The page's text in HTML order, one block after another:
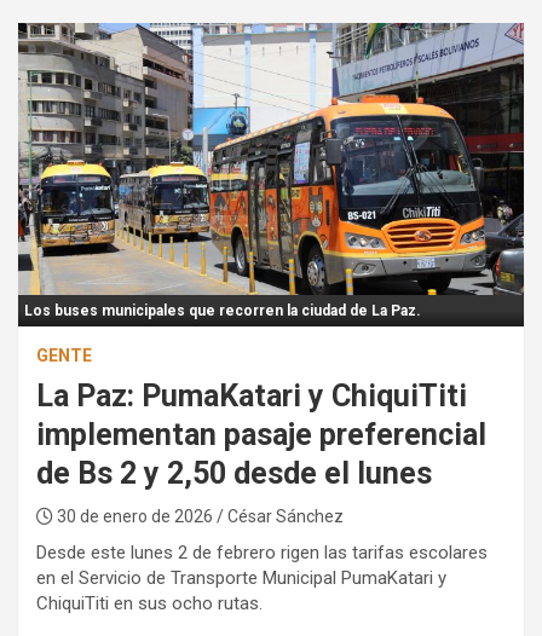
s
e
m
e
n
t
:
Los buses municipales que recorren la ciudad de La Paz.
GENTE
La Paz: PumaKatari y ChiquiTiti
implementan pasaje preferencial
de Bs 2 y 2,50 desde el lunes
30 de enero de 2026 / César Sánchez
Desde este lunes 2 de febrero rigen las tarifas escolares
en el Servicio de Transporte Municipal PumaKatari y
ChiquiTiti en sus ocho rutas.